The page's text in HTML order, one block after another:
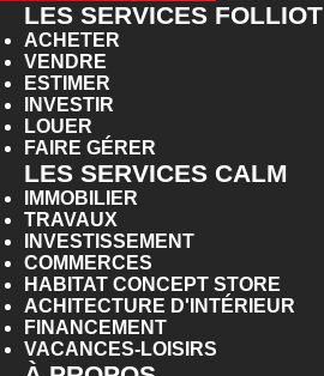
LES SERVICES FOLLIOT
ACHETER
VENDRE
ESTIMER
INVESTIR
LOUER
FAIRE GÉRER
LES SERVICES CALM
IMMOBILIER
TRAVAUX
INVESTISSEMENT
COMMERCES
HABITAT CONCEPT STORE
ACHITECTURE D'INTÉRIEUR
FINANCEMENT
VACANCES-LOISIRS